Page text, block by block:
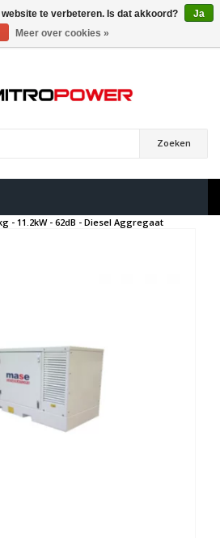
Zoeken
- 11.2kW - 62dB - Diesel Aggregaat
te verbeteren. Is dat akkoord?
Ja
Meer over cookies »